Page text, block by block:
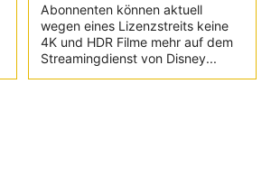
Abonnenten können aktuell
wegen eines Lizenzstreits keine
4K und HDR Filme mehr auf dem
Streamingdienst von Disney...